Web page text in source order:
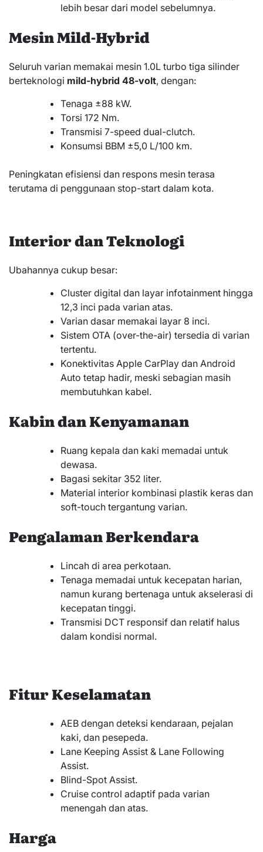
lebih besar dari model sebelumnya.
Mesin Mild-Hybrid
Seluruh varian memakai mesin 1.0L turbo tiga silinder
berteknologi mild-hybrid 48-volt, dengan:
Tenaga ±88 kW.
Torsi 172 Nm.
Transmisi 7-speed dual-clutch.
Konsumsi BBM ±5,0 L/100 km.
Peningkatan efisiensi dan respons mesin terasa
terutama di penggunaan stop-start dalam kota.
Interior dan Teknologi
Ubahannya cukup besar:
Cluster digital dan layar infotainment hingga
12,3 inci pada varian atas.
Varian dasar memakai layar 8 inci.
Sistem OTA (over-the-air) tersedia di varian
tertentu.
Konektivitas Apple CarPlay dan Android
Auto tetap hadir, meski sebagian masih
membutuhkan kabel.
Kabin dan Kenyamanan
Ruang kepala dan kaki memadai untuk
dewasa.
Bagasi sekitar 352 liter.
Material interior kombinasi plastik keras dan
soft-touch tergantung varian.
Pengalaman Berkendara
Lincah di area perkotaan.
Tenaga memadai untuk kecepatan harian,
namun kurang bertenaga untuk akselerasi di
kecepatan tinggi.
Transmisi DCT responsif dan relatif halus
dalam kondisi normal.
Fitur Keselamatan
AEB dengan deteksi kendaraan, pejalan
kaki, dan pesepeda.
Lane Keeping Assist & Lane Following
Assist.
Blind-Spot Assist.
Cruise control adaptif pada varian
menengah dan atas.
Harga